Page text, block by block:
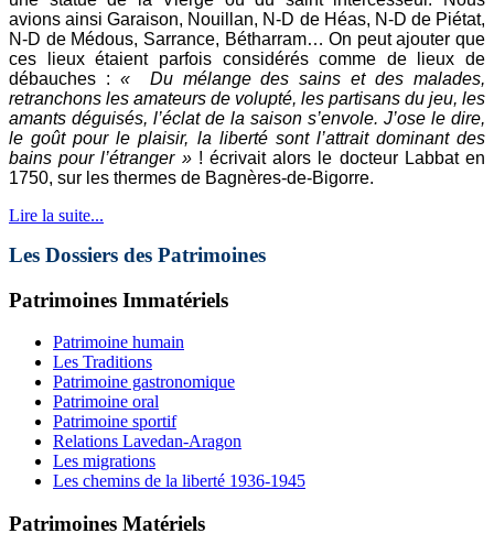
avions ainsi Garaison, Nouillan, N-D de Héas, N-D de Piétat,
N-D de Médous, Sarrance, Bétharram… On peut ajouter que
ces lieux étaient parfois considérés comme de lieux de
débauches : « Du mélange des sains et des malades,
retranchons les amateurs de volupté, les partisans du jeu, les
amants déguisés, l’éclat de la saison s’envole. J’ose le dire,
le goût pour le plaisir, la liberté sont l’attrait dominant des
bains pour l’étranger »! écrivait alors le docteur Labbat en
1750, sur les thermes de Bagnères-de-Bigorre.
Lire la suite...
Les Dossiers des Patrimoines
Patrimoines Immatériels
Patrimoine humain
Les Traditions
Patrimoine gastronomique
Patrimoine oral
Patrimoine sportif
Relations Lavedan-Aragon
Les migrations
Les chemins de la liberté 1936-1945
Patrimoines Matériels